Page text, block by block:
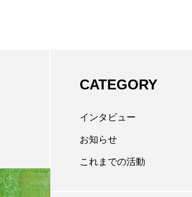
CATEGORY
インタビュー
お知らせ
これまでの活動